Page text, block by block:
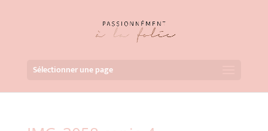
Sélectionner une page